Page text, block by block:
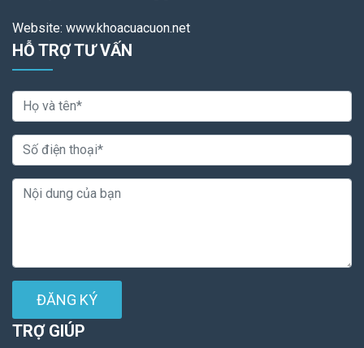
Website: www.khoacuacuon.net
HỖ TRỢ TƯ VẤN
ĐĂNG KÝ
TRỢ GIÚP